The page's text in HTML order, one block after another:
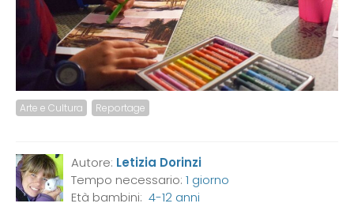
Arte e Cultura Reportage
Autore: Letizia Dorinzi
Tempo necessario: 1 giorno
Età bambini: 4-12 anni